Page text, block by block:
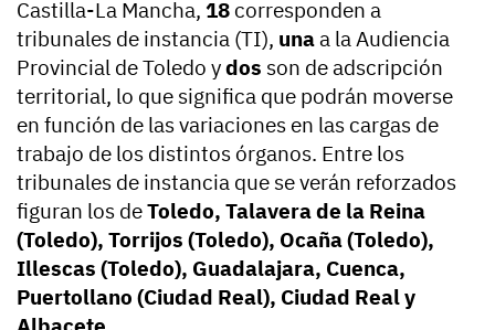
Castilla-La Mancha, 18 corresponden a
tribunales de instancia (TI), unaa la Audiencia
Provincial de Toledo ydos son de adscripción
territorial, lo que significa que podrán moverse
en función de las variaciones en las cargas de
trabajo de los distintos órganos. Entre los
tribunales de instancia que se verán reforzados
figuran los deToledo, Talavera de la Reina
(Toledo), Torrijos (Toledo), Ocaña (Toledo),
Illescas (Toledo), Guadalajara, Cuenca,
Puertollano (Ciudad Real), Ciudad Real y